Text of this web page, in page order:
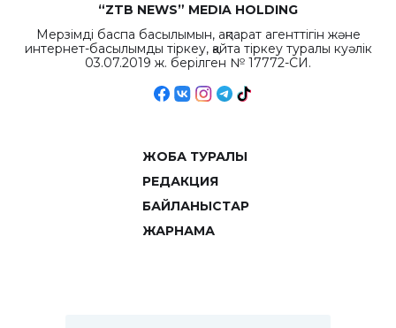
“ZTB NEWS” MEDIA HOLDING
Мерзімді баспа басылымын, ақпарат агенттігін және
интернет-басылымды тіркеу, қайта тіркеу туралы куәлік
03.07.2019 ж. берілген № 17772-СИ.
ЖОБА ТУРАЛЫ
РЕДАКЦИЯ
БАЙЛАНЫСТАР
ЖАРНАМА